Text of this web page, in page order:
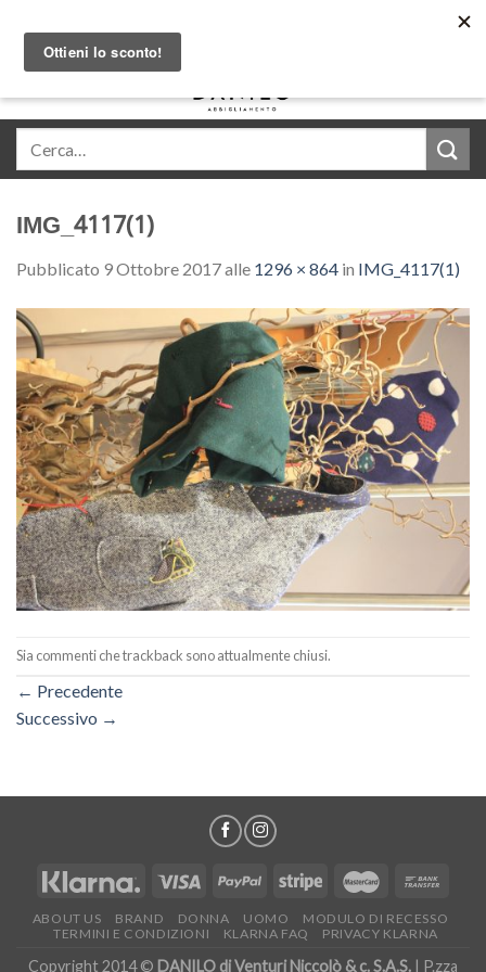
content
IMG_4117(1)
Pubblicato 9 Ottobre 2017alle 1296 × 864 in IMG_4117(1)
Sia commenti che trackback sono attualmente chiusi.
← Precedente
Successivo →
ABOUT US BRAND DONNA UOMO
MODULO DI RECESSO
TERMINI E CONDIZIONI
KLARNA FAQ PRIVACY KLARNA
Copyright 2014 © DANILO di Venturi Niccolò & c. S.A.S. | P.zza